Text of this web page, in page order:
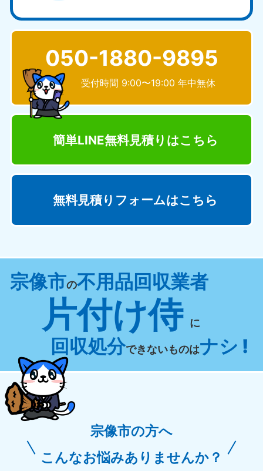
050-1880-9895
受付時間 9:00〜19:00 年中無休
簡単LINE無料見積り はこちら
無料見積りフォームはこちら
宗像市の不用品回収業者
片付け侍 に
回収処分できないものはナシ !
宗像市の方へ
こんなお悩みありませんか？